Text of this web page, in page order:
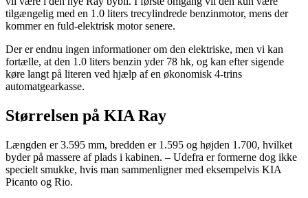
tilgængelig med en 1.0 liters trecylindrede benzinmotor, mens der
kommer en fuld-elektrisk motor senere.
Der er endnu ingen informationer om den elektriske, men vi kan
fortælle, at den 1.0 liters benzin yder 78 hk, og kan efter sigende
køre langt på literen ved hjælp af en økonomisk 4-trins
automatgearkasse.
Størrelsen på KIA Ray
Længden er 3.595 mm, bredden er 1.595 og højden 1.700, hvilket
byder på massere af plads i kabinen. – Udefra er formerne dog ikke
specielt smukke, hvis man sammenligner med eksempelvis KIA
Picanto og Rio.